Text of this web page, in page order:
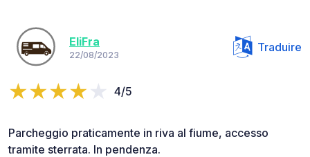
EliFra
22/08/2023
Traduire
4/5
Parcheggio praticamente in riva al fiume, accesso
tramite sterrata. In pendenza.